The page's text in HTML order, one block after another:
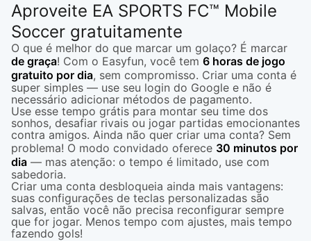
Aproveite EA SPORTS FC™ Mobile
Soccer gratuitamente
O que é melhor do que marcar um golaço? É marcar
de graça! Com o Easyfun, você tem 6 horas de jogo
gratuito por dia, sem compromisso. Criar uma conta é
super simples — use seu login do Google e não é
necessário adicionar métodos de pagamento.
Use esse tempo grátis para montar seu time dos
sonhos, desafiar rivais ou jogar partidas emocionantes
contra amigos. Ainda não quer criar uma conta? Sem
problema! O modo convidado oferece 30 minutos por
dia — mas atenção: o tempo é limitado, use com
sabedoria.
Criar uma conta desbloqueia ainda mais vantagens:
suas configurações de teclas personalizadas são
salvas, então você não precisa reconfigurar sempre
que for jogar. Menos tempo com ajustes, mais tempo
fazendo gols!